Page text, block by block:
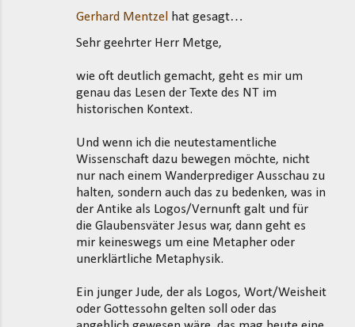
Gerhard Mentzel
hat gesagt…
Sehr geehrter Herr Metge,
wie oft deutlich gemacht, geht es mir um
genau das Lesen der Texte des NT im
historischen Kontext.
Und wenn ich die neutestamentliche
Wissenschaft dazu bewegen möchte, nicht
nur nach einem Wanderprediger Ausschau zu
halten, sondern auch das zu bedenken, was in
der Antike als Logos/Vernunft galt und für
die Glaubensväter Jesus war, dann geht es
mir keineswegs um eine Metapher oder
unerklärtliche Metaphysik.
Ein junger Jude, der als Logos, Wort/Weisheit
oder Gottessohn gelten soll oder das